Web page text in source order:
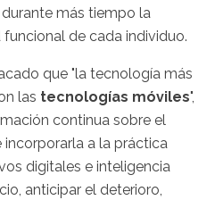
más tiempo la
de cada individuo.
que "la tecnología más
las tecnologías móviles",
continua sobre el
a la práctica
digitales e inteligencia
anticipar el deterioro,